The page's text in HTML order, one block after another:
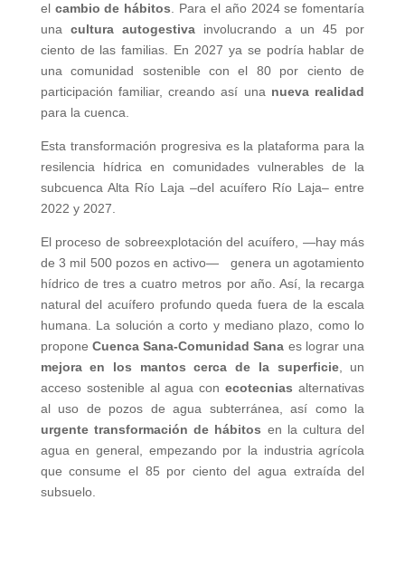
el cambio de hábitos. Para el año 2024 se fomentaría
una cultura autogestivainvolucrando a un 45 por
ciento de las familias. En 2027 ya se podría hablar de
una comunidad sostenible con el 80 por ciento de
participación familiar, creando así una nueva realidad
para la cuenca.
Esta transformación progresiva es la plataforma para la
resilencia hídrica en comunidades vulnerables de la
subcuenca Alta Río Laja –del acuífero Río Laja– entre
2022 y 2027.
El proceso de sobreexplotación del acuífero, —hay más
de 3 mil 500 pozos en activo— genera un agotamiento
hídrico de tres a cuatro metros por año. Así, la recarga
natural del acuífero profundo queda fuera de la escala
humana. La solución a corto y mediano plazo, como lo
proponeCuenca Sana-Comunidad Sana es lograr una
mejora en los mantos cerca de la superficie, un
acceso sostenible al agua conecotecnias alternativas
al uso de pozos de agua subterránea, así como la
urgente transformación de hábitos en la cultura del
agua en general, empezando por la industria agrícola
que consume el 85 por ciento del agua extraída del
subsuelo.